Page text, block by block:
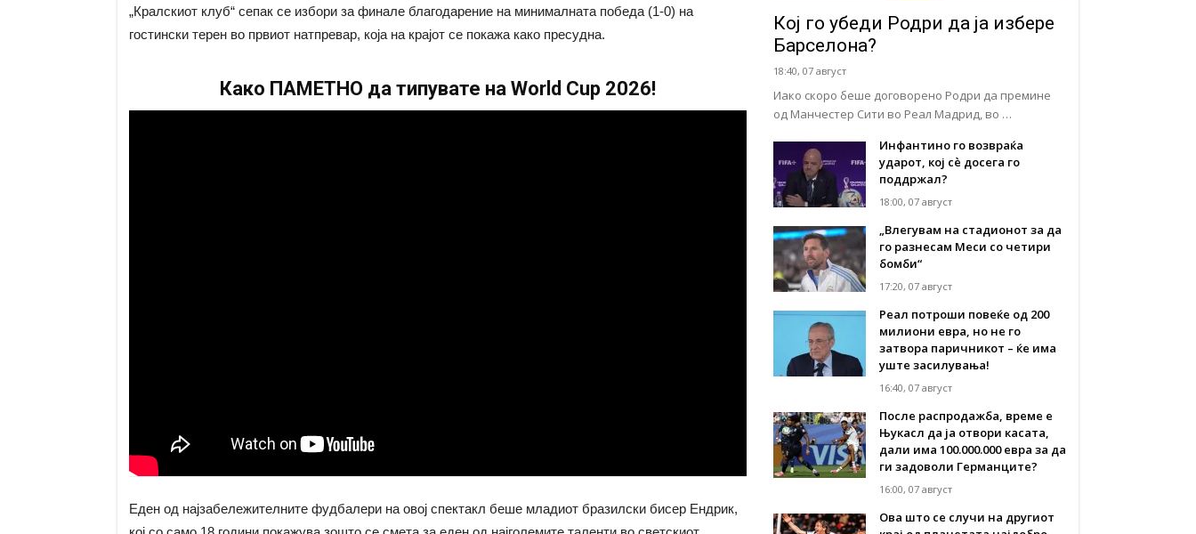
„Кралскиот клуб“ сепак се избори за финале благодарение на минималната победа (1-0) на
гостински терен во првиот натпревар, која на крајот се покажа како пресудна.
Како ПАМЕТНО да типувате на World Cup 2026!
Еден од најзабележителните фудбалери на овој спектакл беше младиот бразилски бисер Ендрик,
Кој го убеди Родри да ја избере
Барселона?
18:40, 07 август
Иако скоро беше договорено Родри да премине
од Манчестер Сити во Реал Мадрид, во …
Инфантино го возвраќа
ударот, кој сè досега го
поддржал?
18:00, 07 август
„Влегувам на стадионот за да
го разнесам Меси со четири
бомби“
17:20, 07 август
Реал потроши повеќе од 200
милиони евра, но не го
затвора паричникот – ќе има
уште засилувања!
16:40, 07 август
После распродажба, време е
Њукасл да ја отвори касата,
дали има 100.000.000 евра за да
ги задоволи Германците?
16:00, 07 август
Ова што се случи на другиот